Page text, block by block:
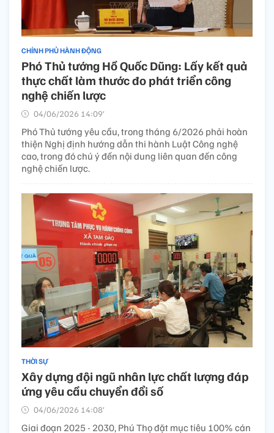
CHÍNH PHỦ HÀNH ĐỘNG
Phó Thủ tướng Hồ Quốc Dũng: Lấy kết quả
thực chất làm thước đo phát triển công
nghệ chiến lược
04/06/2026 14:09’
Phó Thủ tướng yêu cầu, trong tháng 6/2026 phải hoàn
thiện Nghị định hướng dẫn thi hành Luật Công nghệ
cao, trong đó chú ý đến nội dung liên quan đến công
nghệ chiến lược.
THỜI SỰ
Xây dựng đội ngũ nhân lực chất lượng đáp
ứng yêu cầu chuyển đổi số
04/06/2026 14:08’
Giai đoạn 2025 - 2030, Phú Thọ đặt mục tiêu 100% cán